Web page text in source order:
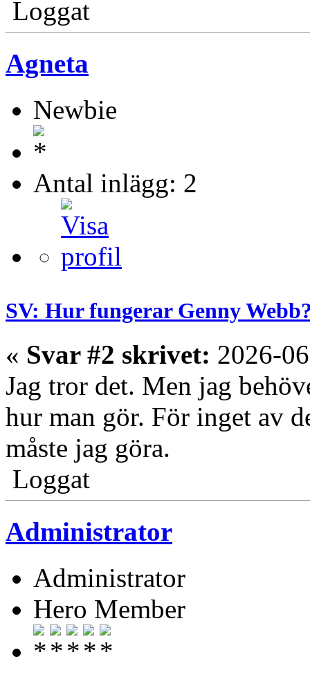
Loggat
Agneta
Newbie
Antal inlägg: 2
SV: Hur fungerar Genny
« Svar #2 skrivet: 2026-
Jag tror det. Men jag
hur man gör. För inget av
måste jag göra.
Loggat
Administrator
Administrator
Hero Member